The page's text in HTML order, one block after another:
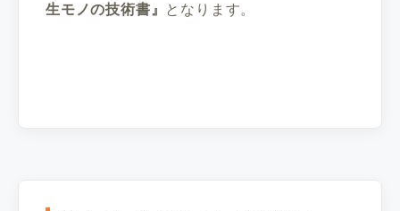
生モノの技術書』 となります。